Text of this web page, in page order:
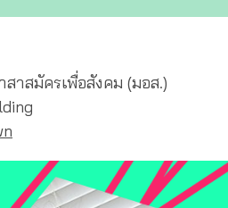
าสมัครเพื่อสังคม (มอส.)